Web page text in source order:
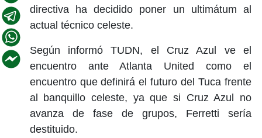
directiva ha decidido poner un ultimátum al
actual técnico celeste.
Según informó TUDN, el Cruz Azul ve el
encuentro ante Atlanta United como el
encuentro que definirá el futuro del Tuca frente
al banquillo celeste, ya que si Cruz Azul no
avanza de fase de grupos, Ferretti sería
destituido.